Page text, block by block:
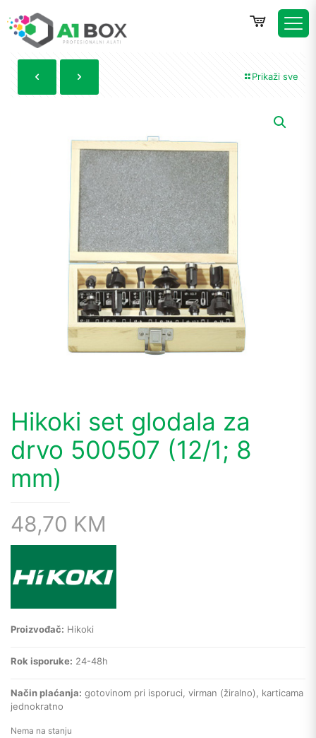
Prikaži sve
Hikoki set glodala za
drvo 500507 (12/1; 8
mm)
48,70 KM
Proizvođač: Hikoki
Rok isporuke: 24-48h
Način plaćanja: gotovinom pri isporuci, virman (žiralno), karticama
jednokratno
Nema na stanju